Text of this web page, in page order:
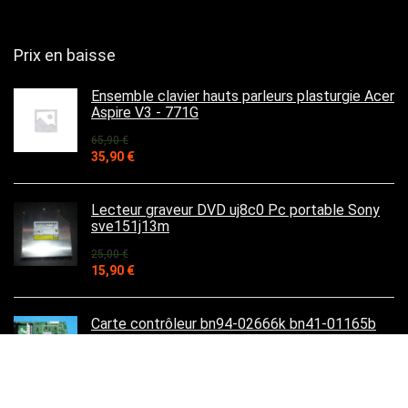
Prix en baisse
Ensemble clavier hauts parleurs plasturgie Acer
Aspire V3 - 771G
65,90€
Le
initial
était :
65,90 €.
35,90 €Le
actuel
est :
35,90 €.
Lecteur graveur DVD uj8c0 Pc portable Sony
sve151j13m
25,00€
Le
initial
était :
25,00 €.
15,90 €Le
actuel
est :
15,90 €.
Carte contrôleur bn94-02666k bn41-01165b
pour Samsung LE32B450C4W 32 "LCD TV